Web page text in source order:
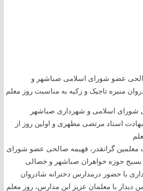
عضو شورای اسلامی صباشهر و
منیره تاجیک و زکیه به مناسبت روز معلم
شورای اسلامی و شهرداری صباشهر
استاد مرتضی مطهری و اولین روز از
گرانقدر، فهیمه صالحی عضو شورای
بسیج حوزه خواهران صباشهر و خصالی
با حضور درمدارس دخترانه شادروان
دیدار با معلمان عزیز این مدارس، روز معلم